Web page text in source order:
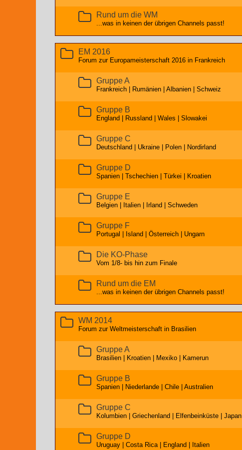
Rund um die WM
...was in keinen der übrigen Channels passt!
EM 2016
Forum zur Europameisterschaft 2016 in Frankreich
Gruppe A
Frankreich | Rumänien | Albanien | Schweiz
Gruppe B
England | Russland | Wales | Slowakei
Gruppe C
Deutschland | Ukraine | Polen | Nordirland
Gruppe D
Spanien | Tschechien | Türkei | Kroatien
Gruppe E
Belgien | Italien | Irland | Schweden
Gruppe F
Portugal | Island | Österreich | Ungarn
Die KO-Phase
Vom 1/8- bis hin zum Finale
Rund um die EM
...was in keinen der übrigen Channels passt!
WM 2014
Forum zur Weltmeisterschaft in Brasilien
Gruppe A
Brasilien | Kroatien | Mexiko | Kamerun
Gruppe B
Spanien | Niederlande | Chile | Australien
Gruppe C
Kolumbien | Griechenland | Elfenbeinküste | Japan
Gruppe D
Uruguay | Costa Rica | England | Italien